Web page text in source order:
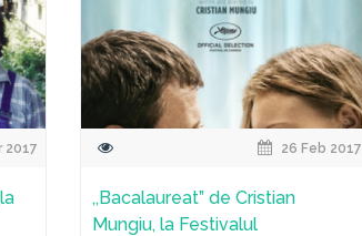
2017 26 Feb 2017
,,Bacalaureat” de Cristian
Mungiu, la Festivalul